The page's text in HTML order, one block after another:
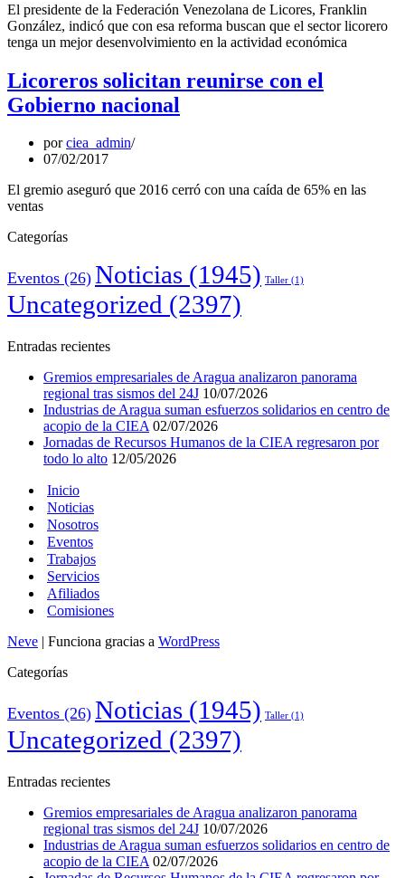
El presidente de la Federación Venezolana de Licores, Franklin
González, indicó que con esa reforma buscan que el sector licorero
tenga un mejor desenvolvimiento en la actividad económica
Licoreros solicitan reunirse con el
Gobierno nacional
porciea_admin
07/02/2017
El gremio aseguró que 2016 cerró con una caída de 65% en las
ventas
Categorías
Eventos (26) Noticias (1945) Taller (1)
Uncategorized (2397)
Entradas recientes
Gremios empresariales de Aragua analizaron panorama
regional tras sismos del 24J 10/07/2026
Industrias de Aragua suman esfuerzos solidarios en centro de
acopio de la CIEA 02/07/2026
Jornadas de Recursos Humanos de la CIEA regresaron por
todo lo alto 12/05/2026
Inicio
Noticias
Nosotros
Eventos
Trabajos
Servicios
Afiliados
Comisiones
Neve | Funciona gracias a WordPress
Categorías
Eventos (26) Noticias (1945) Taller (1)
Uncategorized (2397)
Entradas recientes
Gremios empresariales de Aragua analizaron panorama
regional tras sismos del 24J 10/07/2026
Industrias de Aragua suman esfuerzos solidarios en centro de
acopio de la CIEA 02/07/2026